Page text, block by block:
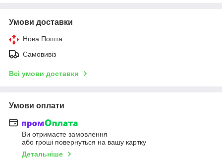
Умови доставки
Нова Пошта
Самовивіз
Всі умови доставки
Умови оплати
Ви отримаєте замовлення
або гроші повернуться на вашу картку
Детальніше